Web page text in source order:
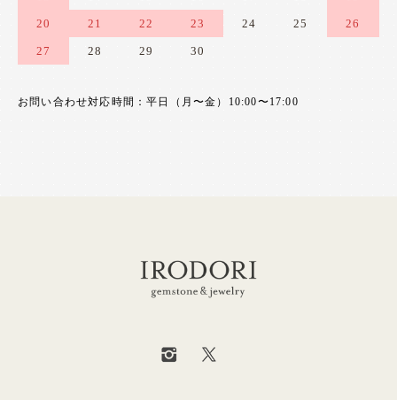
20 21 22 23 24 25 26
27 28 29 30
お問い合わせ対応時間：平日（月〜金）10:00〜17:00